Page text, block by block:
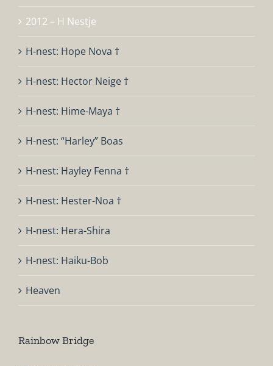
2012 – H Nestje
H-nest: Hope Nova †
H-nest: Hector Neige †
H-nest: Hime-Maya †
H-nest: “Harley” Boas
H-nest: Hayley Fenna †
H-nest: Hester-Noa †
H-nest: Hera-Shira
H-nest: Haiku-Bob
Heaven
Rainbow Bridge